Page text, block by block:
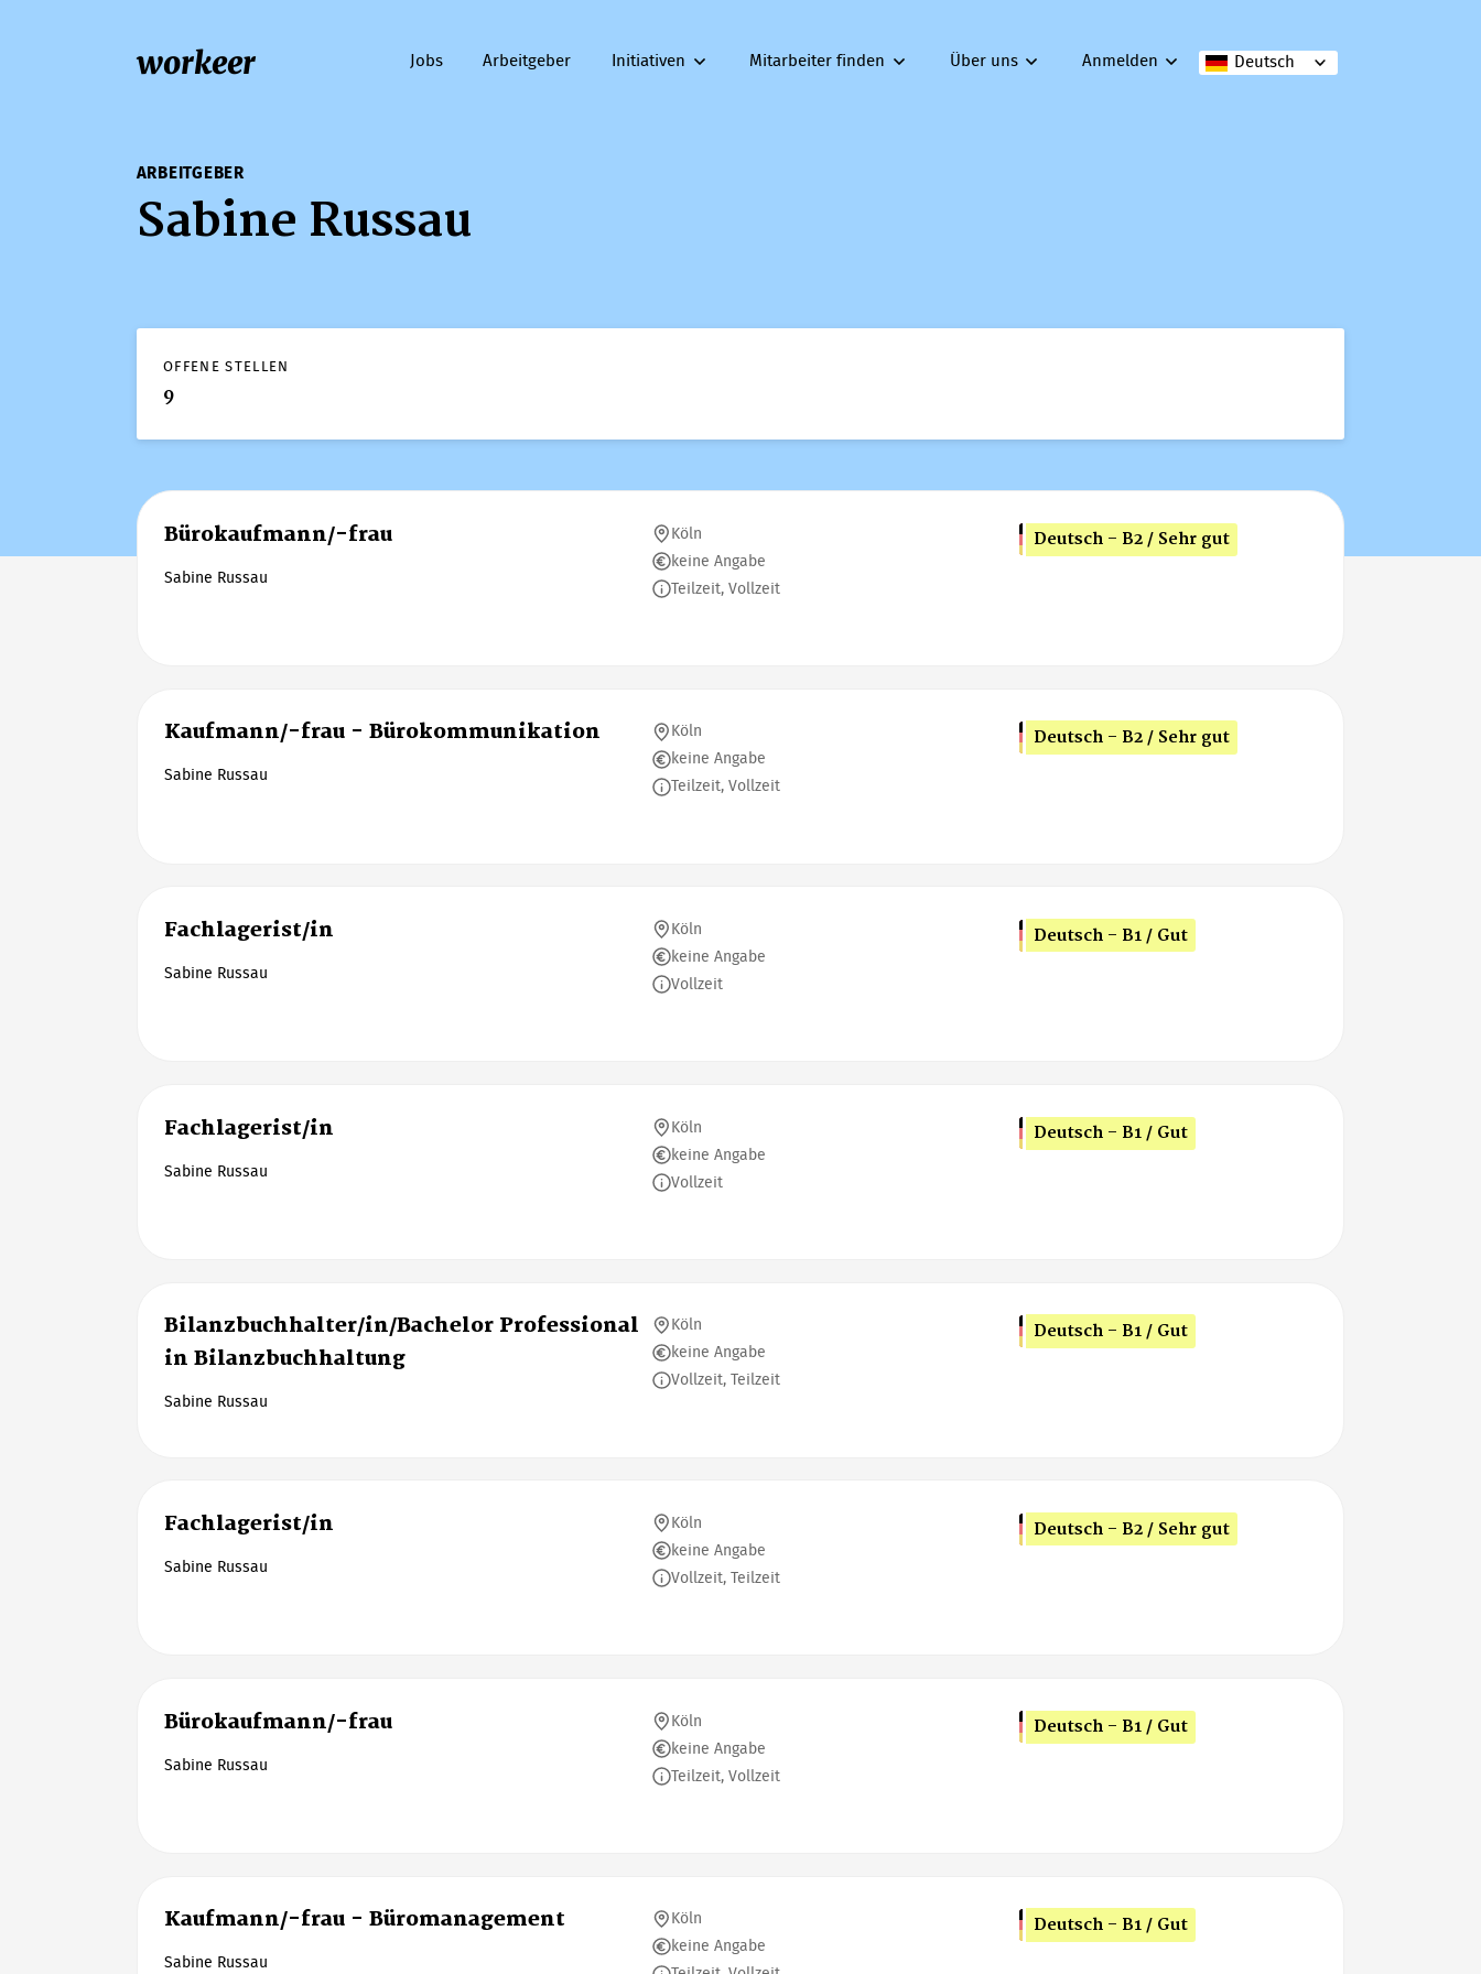
workeer Deutsch
Jobs Arbeitgeber Initiativen Mitarbeiter finden Über uns Anmelden
ARBEITGEBER
Sabine Russau
OFFENE STELLEN
9
Bürokaufmann/-frau
Sabine Russau
Köln
keine Angabe
Teilzeit, Vollzeit
Deutsch - B2 / Sehr gut
Kaufmann/-frau - Bürokommunikation
Sabine Russau
Köln
keine Angabe
Teilzeit, Vollzeit
Deutsch - B2 / Sehr gut
Fachlagerist/in
Sabine Russau
Köln
keine Angabe
Vollzeit
Deutsch - B1 / Gut
Fachlagerist/in
Sabine Russau
Köln
keine Angabe
Vollzeit
Deutsch - B1 / Gut
Bilanzbuchhalter/in/Bachelor Professional
in Bilanzbuchhaltung
Sabine Russau
Köln
keine Angabe
Vollzeit, Teilzeit
Deutsch - B1 / Gut
Fachlagerist/in
Sabine Russau
Köln
keine Angabe
Vollzeit, Teilzeit
Deutsch - B2 / Sehr gut
Bürokaufmann/-frau
Sabine Russau
Köln
keine Angabe
Teilzeit, Vollzeit
Deutsch - B1 / Gut
Kaufmann/-frau - Büromanagement
Sabine Russau
Köln
keine Angabe
Deutsch - B1 / Gut